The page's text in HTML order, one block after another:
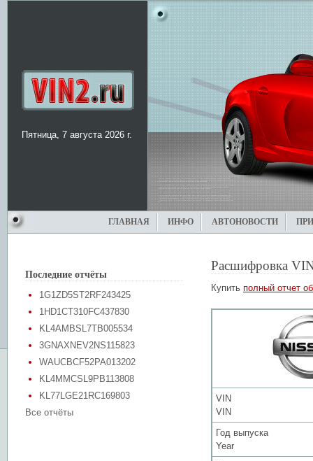
Пятница, 7 августа 2026 г.
ГЛАВНАЯ ИНФО АВТОНОВОСТИ
Последние отчёты
1G1ZD5ST2RF243425
1HD1CT310FC437830
KL4AMBSL7TB005534
3GNAXNEV2NS115823
WAUCBCF52PA013202
KL4MMCSL9PB113808
KL77LGE21RC169803
Все отчёты
Расшифровка
Купить полный отчет
VIN
VIN
Год выпуска
Year